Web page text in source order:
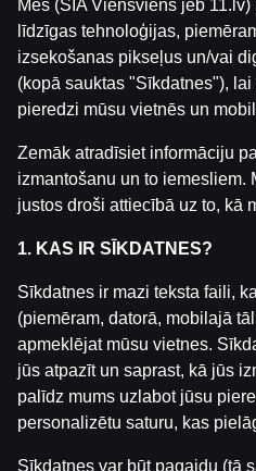
Strokšu | WRC rallijs
Krišjānis Caune kopā ar
līdz šim aizvadītās
nākamā gada WRC
WRC un citu lielu
un mērķus uz kuriem
Mēs (SIA Viensviens jeb
līdzīgas tehnoloģijas,
izsekošanas pikseļus un/vai
(kopā sauktas "Sīkdatnes"),
pieredzi mūsu vietnēs un
Zemāk atradīsiet informāciju
izmantošanu un to iemesliem.
justos droši attiecībā uz to, kā
1. KAS IR SĪKDATNES?
Sīkdatnes ir mazi teksta faili,
(piemēram, datorā, mobilajā
apmeklējat mūsu vietnes.
jūs atpazīt un saprast, kā jūs
palīdz mums uzlabot jūsu
personalizētu saturu, kas
Sīkdatnes var būt pagaidu (tā